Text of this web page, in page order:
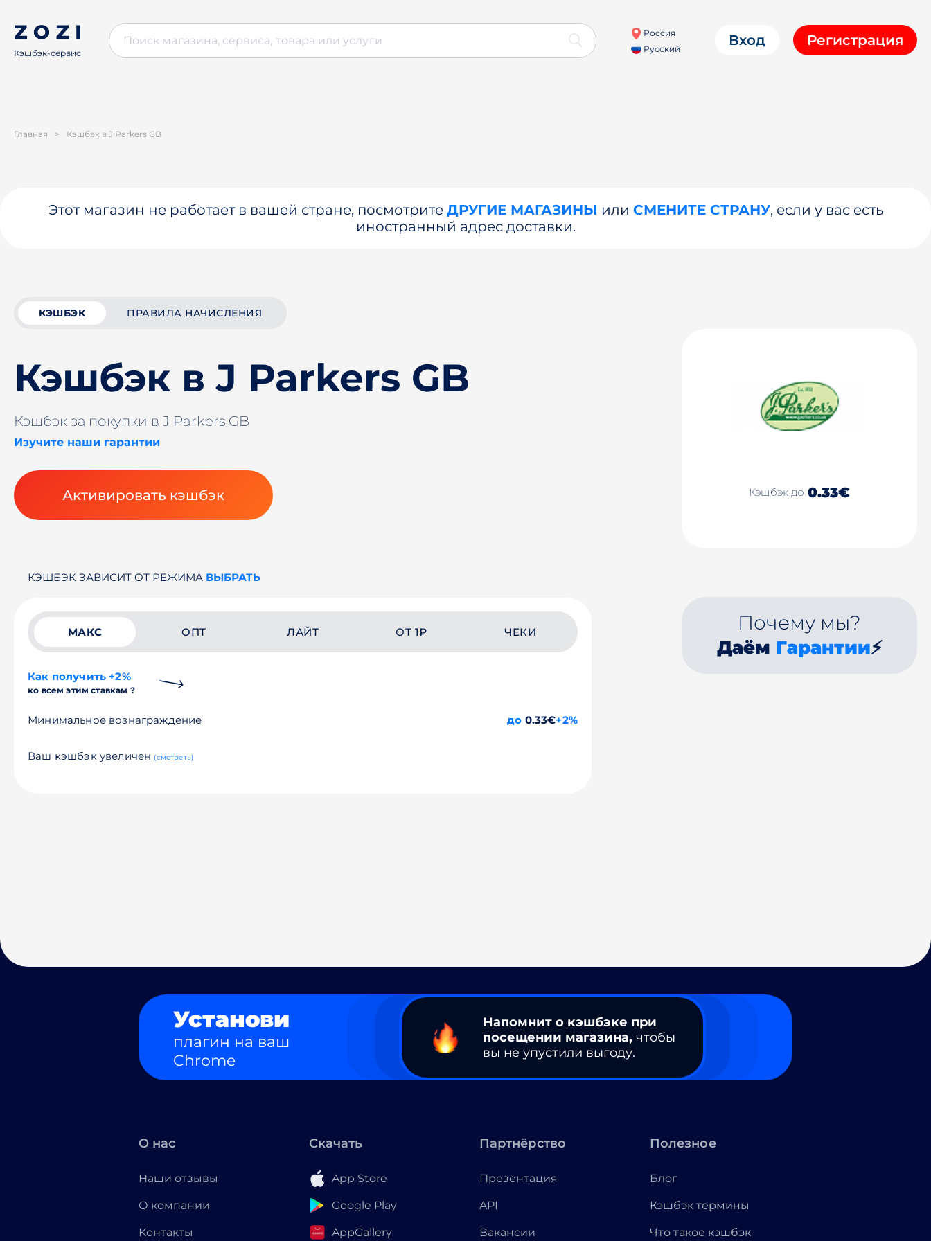
Кэшбэк-сервис
Россия
Русский
Вход Регистрация
Главная > Кэшбэк в J Parkers GB
Этот магазин не работает в вашей стране, посмотрите ДРУГИЕ МАГАЗИНЫ или СМЕНИТЕ СТРАНУ, если у вас есть
иностранный адрес доставки.
КЭШБЭК ПРАВИЛА НАЧИСЛЕНИЯ
Кэшбэк в J Parkers GB
Кэшбэк за покупки в J Parkers GB
Изучите наши гарантии
Активировать кэшбэк Кэшбэк до 0.33€
КЭШБЭК ЗАВИСИТ ОТ РЕЖИМА ВЫБРАТЬ
МАКС ОПТ ЛАЙТ ОТ 1₽ ЧЕКИ
Как получить +2%
ко всем этим ставкам ?
Минимальное вознаграждение до 0.33€+2%
Ваш кэшбэк увеличен (смотреть)
Почему мы?
Даём Гарантии⚡
Установи
плагин на ваш
Chrome
Напомнит о кэшбэке при
посещении магазина, чтобы
вы не упустили выгоду.
О нас
Наши отзывы
О компании
Контакты
Скачать
App Store
Google Play
AppGallery
Партнёрство
Презентация
API
Вакансии
Полезное
Блог
Кэшбэк термины
Что такое кэшбэк